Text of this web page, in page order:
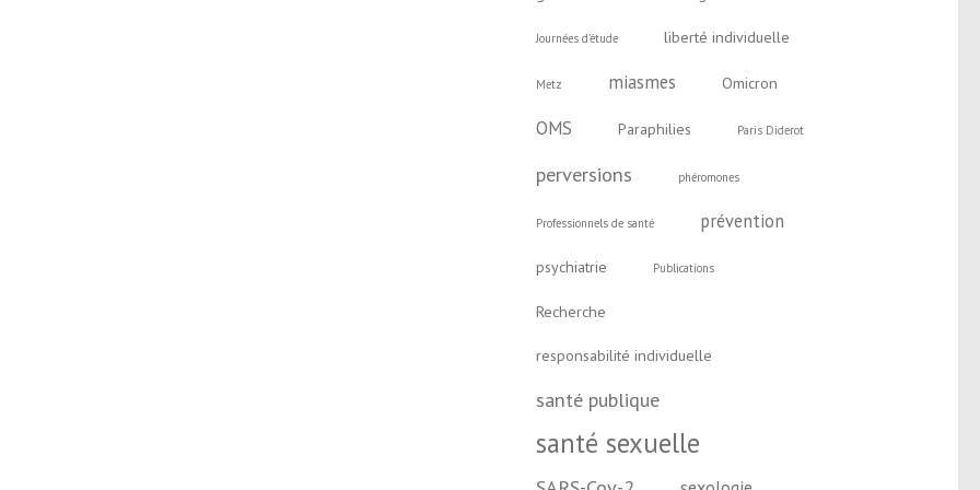
Journées d'étude liberté individuelle
Metz miasmes Omicron
OMS Paraphilies Paris Diderot
perversions phéromones
Professionnels de santé prévention
psychiatrie Publications
Recherche
responsabilité individuelle
santé publique
santé sexuelle